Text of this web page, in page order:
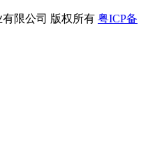
有限公司 版权所有 粤ICP备